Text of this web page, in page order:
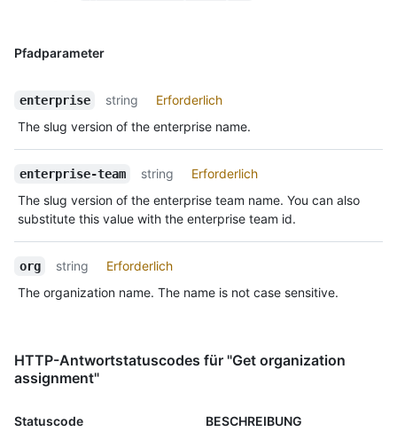
Pfadparameter
enterprise string
Erforderlich
The slug version of the enterprise name.
enterprise-team string
Erforderlich
The slug version of the enterprise team name. You can also
substitute this value with the enterprise team id.
org string
Erforderlich
The organization name. The name is not case sensitive.
HTTP-Antwortstatuscodes für "Get organization
assignment"
Statuscode BESCHREIBUNG